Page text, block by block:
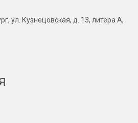
ул. Кузнецовская, д. 13, литера А,